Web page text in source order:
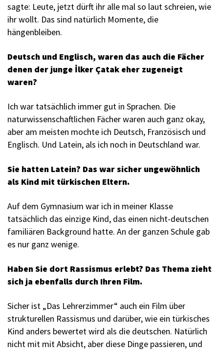
sagte: Leute, jetzt dürft ihr alle mal so laut schreien, wie
ihr wollt. Das sind natürlich Momente, die
hängenbleiben.
Deutsch und Englisch, waren das auch die Fächer
denen der junge İlker Çatak eher zugeneigt
waren?
Ich war tatsächlich immer gut in Sprachen. Die
naturwissenschaftlichen Fächer waren auch ganz okay,
aber am meisten mochte ich Deutsch, Französisch und
Englisch. Und Latein, als ich noch in Deutschland war.
Sie hatten Latein? Das war sicher ungewöhnlich
als Kind mit türkischen Eltern.
Auf dem Gymnasium war ich in meiner Klasse
tatsächlich das einzige Kind, das einen nicht-deutschen
familiären Background hatte. An der ganzen Schule gab
es nur ganz wenige.
Haben Sie dort Rassismus erlebt? Das Thema zieht
sich ja ebenfalls durch Ihren Film.
Sicher ist „Das Lehrerzimmer“ auch ein Film über
strukturellen Rassismus und darüber, wie ein türkisches
Kind anders bewertet wird als die deutschen. Natürlich
nicht mit mit Absicht, aber diese Dinge passieren, und